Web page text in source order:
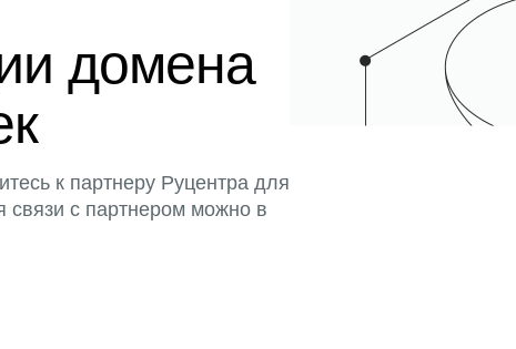
домена
к партнеру Руцентра для
связи с партнером можно в